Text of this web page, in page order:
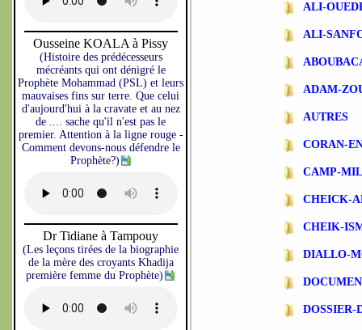
Ousseine KOALA à Pissy
(Histoire des prédécesseurs
mécréants qui ont dénigré le
Prophète Mohammad (PSL) et leurs
mauvaises fins sur terre. Que celui
d'aujourd'hui à la cravate et au nez
de .... sache qu'il n'est pas le
premier. Attention à la ligne rouge -
Comment devons-nous défendre le
Prophète?)
Dr Tidiane à Tampouy
(Les leçons tirées de la biographie
de la mère des croyants Khadija
première femme du Prophète)
ALI-
ALI-
ADAM-
AUTRES
CORAN-
CAMP-
CHEICK-
CHEIK-
DIALLO-
DOSSIER-